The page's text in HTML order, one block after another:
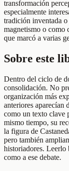
transformación
especialmente
tradición inventada
magnetismo o como
que marcó a varias
Sobre este
Dentro del ciclo de
consolidación. No
organización más
anteriores aparecían
como un texto clave
mismo tiempo, su
la figura de
pero también
historiadores. Leerlo
como a ese debate.